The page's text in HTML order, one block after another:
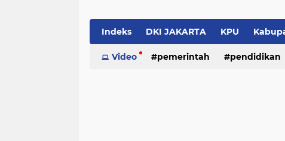
Indeks DKI JAKARTA KPU
Pemerintah Pendidikan Polri
Video pemerintah pendidikan